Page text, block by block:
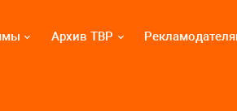
Архив ТВР